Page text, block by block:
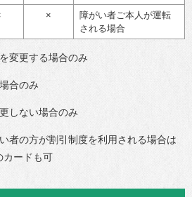
×
障がい者ご本人が運転
される場合
変更する場合のみ
合のみ
しない場合のみ
者の方が割引制度を利用される場合は
カードも可